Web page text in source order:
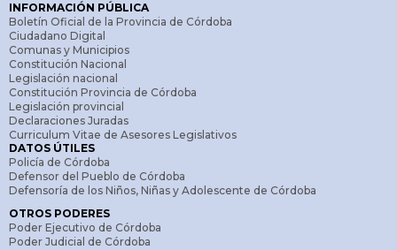
INFORMACIÓN PÚBLICA
Boletín Oficial de la Provincia de Córdoba
Ciudadano Digital
Comunas y Municipios
Constitución Nacional
Legislación nacional
Constitución Provincia de Córdoba
Legislación provincial
Declaraciones Juradas
Curriculum Vitae de Asesores Legislativos
DATOS ÚTILES
Policía de Córdoba
Defensor del Pueblo de Córdoba
Defensoría de los Niños, Niñas y Adolescente de Córdoba
OTROS PODERES
Poder Ejecutivo de Córdoba
Poder Judicial de Córdoba